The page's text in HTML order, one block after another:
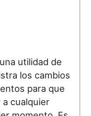
utilidad de
los cambios
para que
cualquier